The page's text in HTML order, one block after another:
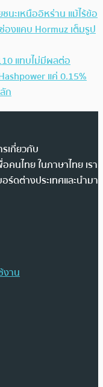
นะเหนืออิหร่าน แม้ไร้ข้อ
องแคบ Hormuz เต็มรูป
แทบไม่มีผลต่อ
แค่ 0.15%
ก
เกี่ยวกับ
คนไทย ในภาษาไทย เรา
ร์ดต่างประเทศและนำมา
งาน